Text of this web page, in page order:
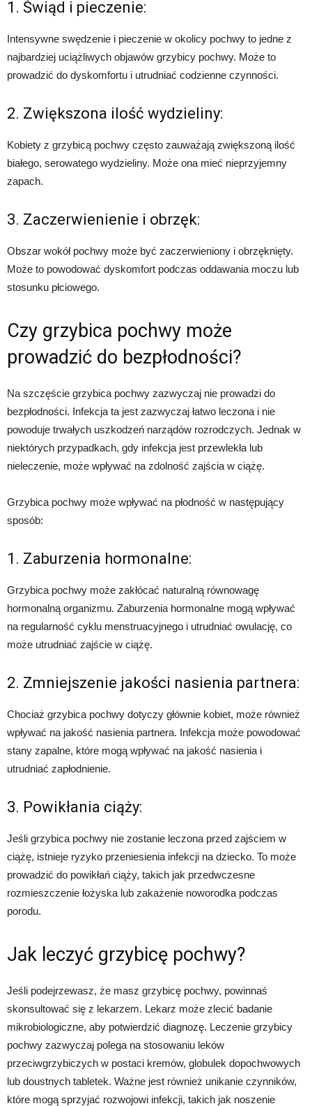
1. Świąd i pieczenie:
Intensywne swędzenie i pieczenie w okolicy pochwy to jedne z
najbardziej uciążliwych objawów grzybicy pochwy. Może to
prowadzić do dyskomfortu i utrudniać codzienne czynności.
2. Zwiększona ilość wydzieliny:
Kobiety z grzybicą pochwy często zauważają zwiększoną ilość
białego, serowatego wydzieliny. Może ona mieć nieprzyjemny
zapach.
3. Zaczerwienienie i obrzęk:
Obszar wokół pochwy może być zaczerwieniony i obrzęknięty.
Może to powodować dyskomfort podczas oddawania moczu lub
stosunku płciowego.
Czy grzybica pochwy może
prowadzić do bezpłodności?
Na szczęście grzybica pochwy zazwyczaj nie prowadzi do
bezpłodności. Infekcja ta jest zazwyczaj łatwo leczona i nie
powoduje trwałych uszkodzeń narządów rozrodczych. Jednak w
niektórych przypadkach, gdy infekcja jest przewlekła lub
nieleczenie, może wpływać na zdolność zajścia w ciążę.
Grzybica pochwy może wpływać na płodność w następujący
sposób:
1. Zaburzenia hormonalne:
Grzybica pochwy może zakłócać naturalną równowagę
hormonalną organizmu. Zaburzenia hormonalne mogą wpływać
na regularność cyklu menstruacyjnego i utrudniać owulację, co
może utrudniać zajście w ciążę.
2. Zmniejszenie jakości nasienia partnera:
Chociaż grzybica pochwy dotyczy głównie kobiet, może również
wpływać na jakość nasienia partnera. Infekcja może powodować
stany zapalne, które mogą wpływać na jakość nasienia i
utrudniać zapłodnienie.
3. Powikłania ciąży:
Jeśli grzybica pochwy nie zostanie leczona przed zajściem w
ciążę, istnieje ryzyko przeniesienia infekcji na dziecko. To może
prowadzić do powikłań ciąży, takich jak przedwczesne
rozmieszczenie łożyska lub zakażenie noworodka podczas
porodu.
Jak leczyć grzybicę pochwy?
Jeśli podejrzewasz, że masz grzybicę pochwy, powinnaś
skonsultować się z lekarzem. Lekarz może zlecić badanie
mikrobiologiczne, aby potwierdzić diagnozę. Leczenie grzybicy
pochwy zazwyczaj polega na stosowaniu leków
przeciwgrzybiczych w postaci kremów, globulek dopochwowych
lub doustnych tabletek. Ważne jest również unikanie czynników,
które mogą sprzyjać rozwojowi infekcji, takich jak noszenie